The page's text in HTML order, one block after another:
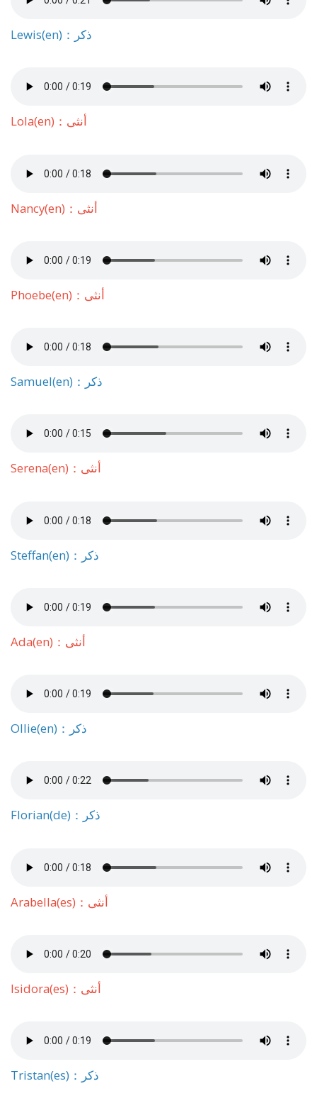
Lewis(en)：ذكر
Lola(en)：أنثى
Nancy(en)：أنثى
Phoebe(en)：أنثى
Samuel(en)：ذكر
Serena(en)：أنثى
Steffan(en)：ذكر
Ada(en)：أنثى
Ollie(en)：ذكر
Florian(de)：ذكر
Arabella(es)：أنثى
Isidora(es)：أنثى
Tristan(es)：ذكر